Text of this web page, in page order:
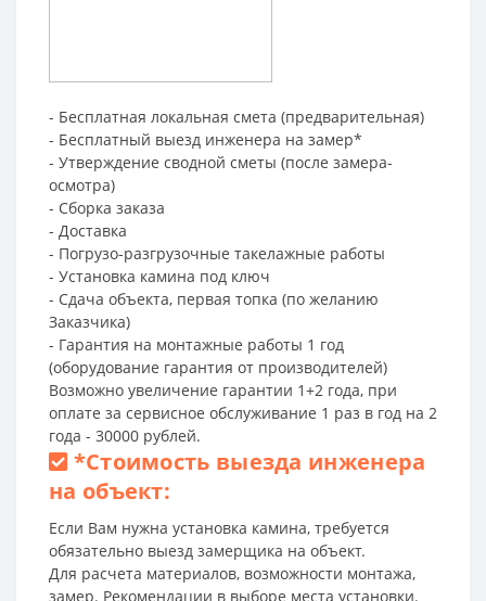
- Бесплатная локальная смета (предварительная)
- Бесплатный выезд инженера на замер*
- Утверждение сводной сметы (после замера-
осмотра)
- Сборка заказа
- Доставка
- Погрузо-разгрузочные такелажные работы
- Установка камина под ключ
- Сдача объекта, первая топка (по желанию
Заказчика)
- Гарантия на монтажные работы 1 год
(оборудование гарантия от производителей)
Возможно увеличение гарантии 1+2 года, при
оплате за сервисное обслуживание 1 раз в год на 2
года - 30000 рублей.
*Стоимость выезда инженера
на объект:
Если Вам нужна установка камина, требуется
обязательно выезд замерщика на объект.
Для расчета материалов, возможности монтажа,
замер. Рекомендации в выборе места установки.